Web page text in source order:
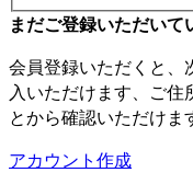
まだご登録いただいて
会員登録いただくと、
入いただけます、ご
とから確認いただけま
アカウント作成